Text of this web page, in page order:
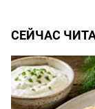
СЕЙЧАС